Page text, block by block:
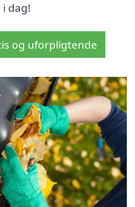
dag!
og uforpligtende